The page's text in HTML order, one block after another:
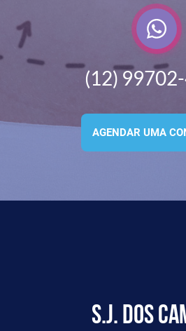
(12)
AGENDAR UMA
S.J. dos